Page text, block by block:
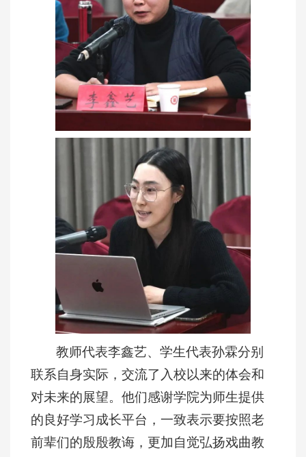
教师代表李鑫艺、学生代表孙霖分别
联系自身实际，交流了入校以来的体会和
对未来的展望。他们感谢学院为师生提供
的良好学习成长平台，一致表示要按照老
前辈们的殷殷教诲，更加自觉弘扬戏曲教